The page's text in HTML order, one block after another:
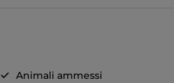
Animali ammessi